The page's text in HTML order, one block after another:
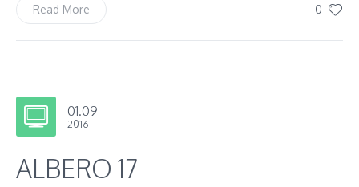
0
Read More
01.09
2016
ALBERO 17